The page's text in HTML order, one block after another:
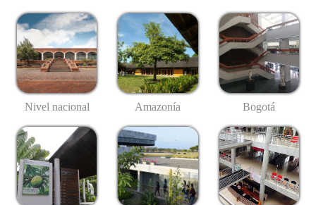
Nivel nacional Amazonía Bogotá